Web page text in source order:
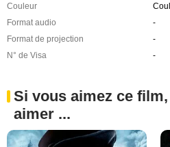
Couleur
Format audio
-
Format de projection
-
N° de Visa
-
Si vous aimez ce
aimer ...